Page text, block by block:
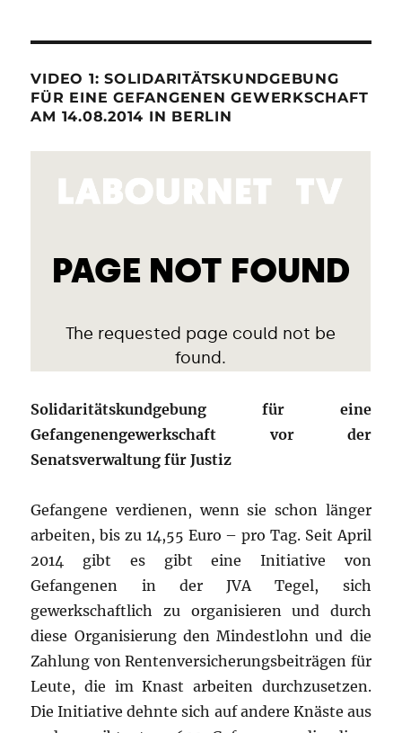
VIDEO 1: SOLIDARITÄTSKUNDGEBUNG
FÜR EINE GEFANGENEN GEWERKSCHAFT
AM 14.08.2014 IN BERLIN
Solidaritätskundgebung für eine
Gefangenengewerkschaft vor der
Senatsverwaltung für Justiz
Gefangene verdienen, wenn sie schon länger
arbeiten, bis zu 14,55 Euro – pro Tag. Seit April
2014 gibt es gibt eine Initiative von
Gefangenen in der JVA Tegel, sich
gewerkschaftlich zu organisieren und durch
diese Organisierung den Mindestlohn und die
Zahlung von Rentenversicherungsbeiträgen für
Leute, die im Knast arbeiten durchzusetzen.
Die Initiative dehnte sich auf andere Knäste aus